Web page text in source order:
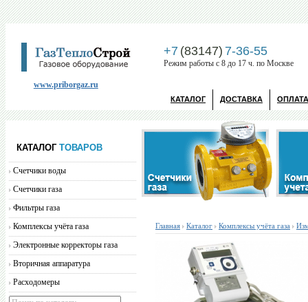
www.priborgaz.ru
+7 (83147) 7-36-55
Режим работы с 8 до 17 ч. по Москве
КАТАЛОГ ДОСТАВКА ОПЛАТА
КАТАЛОГТОВАРОВ
Счетчики воды
Счетчики газа
Фильтры газа
Комплексы учёта газа
Электронные корректоры газа
Вторичная аппаратура
Расходомеры
Главная Каталог Комплексы учёта газа